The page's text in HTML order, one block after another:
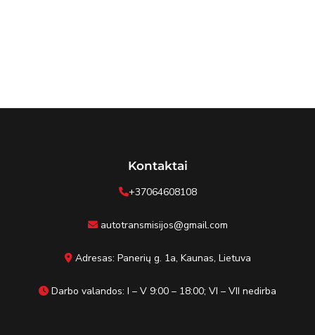
Kontaktai
+37064608108
autotransmisijos@gmail.com
Adresas: Panerių g. 1a, Kaunas, Lietuva
Darbo valandos: I – V 9:00 – 18:00; VI – VII nedirba